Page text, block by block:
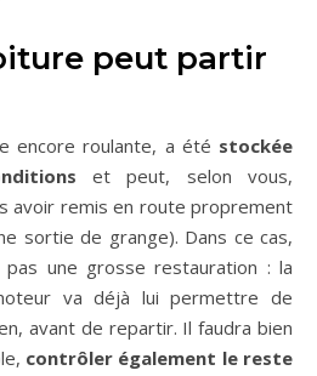
peut partir
encore roulante, a été stockée
et peut, selon vous,
avoir remis en route proprement
sortie de grange). Dans ce cas,
une grosse restauration : la
va déjà lui permettre de
avant de repartir. Il faudra bien
contrôler également le reste